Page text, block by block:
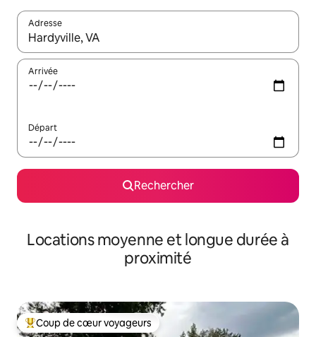
Adresse
Lorsque les résultats s'affichent, utilisez les flèches vers le
Arrivée
Départ
Rechercher
Locations moyenne et longue durée à
proximité
Coups de cœur voyageurs les plus appréciés
Coup de cœur voyageurs